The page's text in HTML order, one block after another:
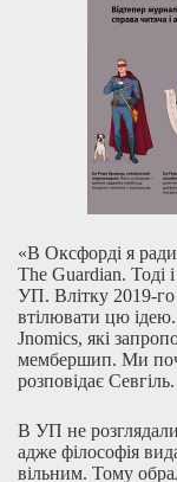
«В Оксфорді я
The Guardian. Тоді
УП. Влітку 2019-го
втілювати цю ідею.
Jnomics, які
мембершип. Ми
розповідає Севгіль.
В УП не розглядали
адже філософія
вільним. Тому